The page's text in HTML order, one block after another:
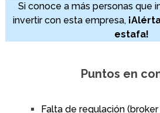
Si conoce a más personas que
invertir con esta empresa,
estafa!
Puntos en
Falta de regulación